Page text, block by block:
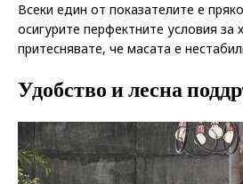
Всеки един от показателите е
осигурите перфектните условия за
притеснявате, че масата е
Удобство и лесна